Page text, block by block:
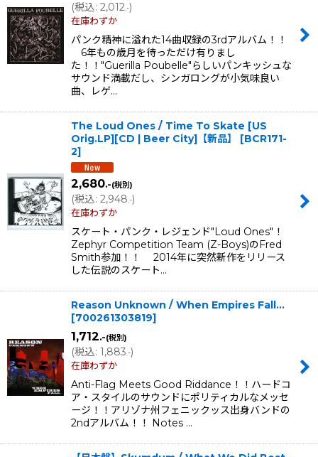
(税込: 2,012.-)
在庫わずか
パンク精神に溢れた14曲収録の3rdアルバム！！
6年もの歳月を待っただけ有りまし
た！！"Guerilla Poubelle"らしいパンキッシュな
サウンド満載だし、シンガロングが小気味良い
曲、レゲ…
The Loud Ones / Time To Skate [US
Orig.LP][CD | Beer City]【新品】
[BCR171-
2]
2,680.-(税別)
(税込: 2,948.-)
在庫わずか
スケート・パンク・レジェンド"Loud Ones"！
Zephyr Competition Team (Z-Boys)のFred
Smith参加！！ 2014年に突然新作をリリース
した伝説のスケート…
Reason Unknown / When Empires Fall...
[700261303819]
1,712.-(税別)
(税込: 1,883.-)
在庫わずか
Anti-Flag Meets Good Riddance！！ハードコ
ア・スタイルのサウンドにポリティカルなメッセ
ージ！！アリゾナ州フェニックッス出身バンドの
2ndアルバム！！ Notes …